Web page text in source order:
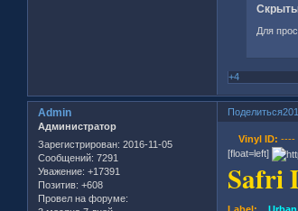
Для
+4
Поделиться
Admin
Администратор
Зарегистрирован: 2016-11-05
Сообщений: 7291
Уважение: +17391
Позитив: +608
Провел на форуме:
Vinyl ID: ----
[float=left]
Safri